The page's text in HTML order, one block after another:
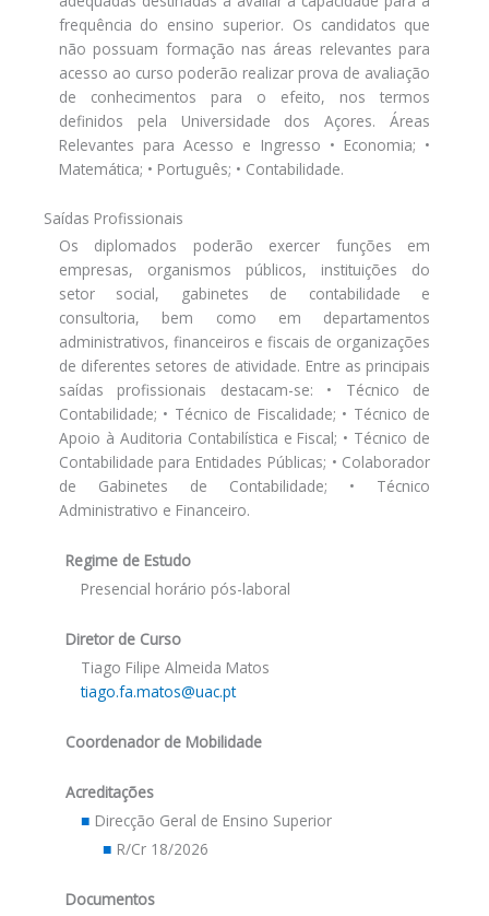
frequência do ensino superior. Os candidatos que
não possuam formação nas áreas relevantes para
acesso ao curso poderão realizar prova de avaliação
de conhecimentos para o efeito, nos termos
definidos pela Universidade dos Açores. Áreas
Relevantes para Acesso e Ingresso • Economia; •
Matemática; • Português; • Contabilidade.
Saídas Profissionais
Os diplomados poderão exercer funções em
empresas, organismos públicos, instituições do
setor social, gabinetes de contabilidade e
consultoria, bem como em departamentos
administrativos, financeiros e fiscais de organizações
de diferentes setores de atividade. Entre as principais
saídas profissionais destacam-se: • Técnico de
Contabilidade; • Técnico de Fiscalidade; • Técnico de
Apoio à Auditoria Contabilística e Fiscal; • Técnico de
Contabilidade para Entidades Públicas; • Colaborador
de Gabinetes de Contabilidade; • Técnico
Administrativo e Financeiro.
Regime de Estudo
Presencial horário pós-laboral
Diretor de Curso
Tiago Filipe Almeida Matos
tiago.fa.matos@uac.pt
Coordenador de Mobilidade
Acreditações
Direcção Geral de Ensino Superior
R/Cr 18/2026
Documentos